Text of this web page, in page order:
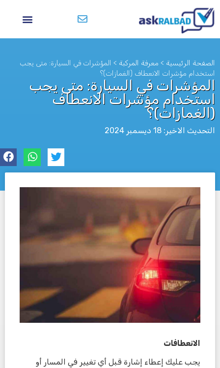
الصفحة الرئيسية > معرفة المركبة > المؤشرات في السيارة: متى يجب
استخدام مؤشرات الانعطاف (الغمازات)؟
المؤشرات في السيارة: متى يجب
استخدام مؤشرات الانعطاف
(الغمازات)؟
التحديث الاخير: 18 ديسمبر 2024
לא
الانعطافات
يجب عليك إعطاء إشارة قبل أي تغيير في المسار أو